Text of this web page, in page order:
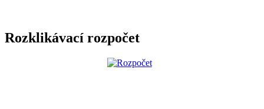
Rozklikávací rozpočet